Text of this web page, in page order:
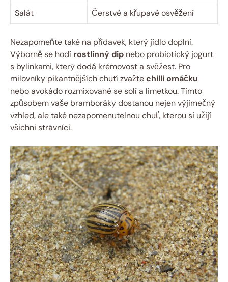
Salát
Čerstvé a křupavé osvěžení
Nezapomeňte také na přídavek, který jídlo doplní.
Výborně se hodí rostlinný dip nebo probiotický jogurt
s bylinkami, který dodá krémovost a svěžest. Pro
milovníky pikantnějších chutí zvažtechilli omáčku
nebo avokádo rozmixované se solí a limetkou. Tímto
způsobem vaše bramboráky dostanou nejen výjimečný
vzhled, ale také nezapomenutelnou chuť, kterou si užijí
všichni strávníci.